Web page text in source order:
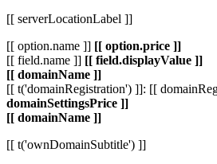
[[ serverLocationLabel ]]
[[ option.name ]] [[ option.price ]]
[[ field.name ]] [[ field.displayValue ]]
[[ domainName ]]
[[ t('domainRegistration') ]]: [[
domainSettingsPrice ]]
[[ domainName ]]
[[ t('ownDomainSubtitle') ]]